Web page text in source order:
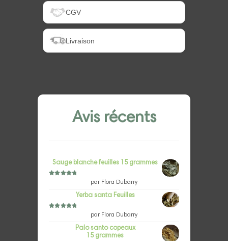
CGV
Livraison
Avis récents
Sauge blanche feuilles 15 grammes
par Flora Dubarry
Yerba santa Feuilles
par Flora Dubarry
Palo santo copeaux
15 grammes